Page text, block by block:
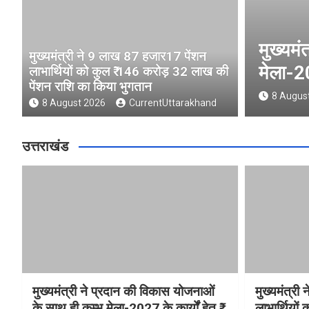
मुख्यमंत्री ने 9 लाख 87 हजार17 पेंशन
लाभार्थियों को कुल ₹ 146 करोड़ 32 लाख की
पेंशन राशि का किया भुगतान
8 August 2026 CurrentUttarakhand
के पदक विजेताओं और
ने किया सम्मानित
मेला-
8
उत्तराखंड
मुख्यमंत्री ने प्रदान की विकास योजनाओं
मुख्यमंत्री